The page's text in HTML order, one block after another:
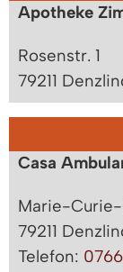
Apotheke
Rosenstr. 1
79211
Casa
Marie-Curie-
79211
Telefon: